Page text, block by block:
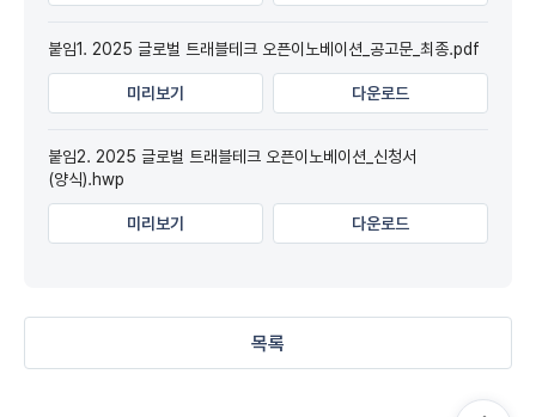
붙임1. 2025 글로벌 트래블테크 오픈이노베이션_공고문_최종.pdf
미리보기 다운로드
붙임2. 2025 글로벌 트래블테크 오픈이노베이션_신청서
(양식).hwp
미리보기 다운로드
목록